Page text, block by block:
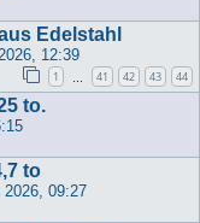
Edelstahl
12:39
1 41 42 43 44
to.
to
2026, 09:27